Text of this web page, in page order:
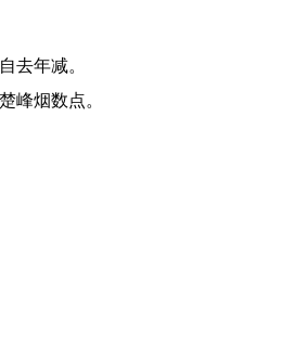
去年减。
峰烟数点。